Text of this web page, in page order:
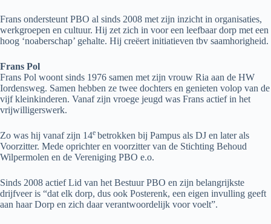
Frans ondersteunt PBO al sinds 2008 met zijn inzicht in organisaties,
werkgroepen en cultuur. Hij zet zich in voor een leefbaar dorp met een
hoog ‘noaberschap’ gehalte. Hij creëert initiatieven tbv saamhorigheid.
Frans Pol
Frans Pol woont sinds 1976 samen met zijn vrouw Ria aan de HW
Iordensweg. Samen hebben ze twee dochters en genieten volop van de
vijf kleinkinderen. Vanaf zijn vroege jeugd was Frans actief in het
vrijwilligerswerk.
Zo was hij vanaf zijn 14e betrokken bij Pampus als DJ en later als
Voorzitter. Mede oprichter en voorzitter van de Stichting Behoud
Wilpermolen en de Vereniging PBO e.o.
Sinds 2008 actief Lid van het Bestuur PBO en zijn belangrijkste
drijfveer is “dat elk dorp, dus ook Posterenk, een eigen invulling geeft
aan haar Dorp en zich daar verantwoordelijk voor voelt”.